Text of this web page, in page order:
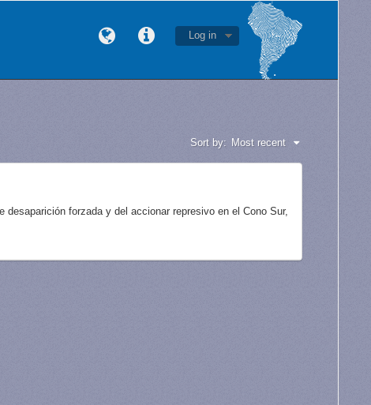
Log in
Sort by: Most recent
forzada y del accionar represivo en el Cono Sur,